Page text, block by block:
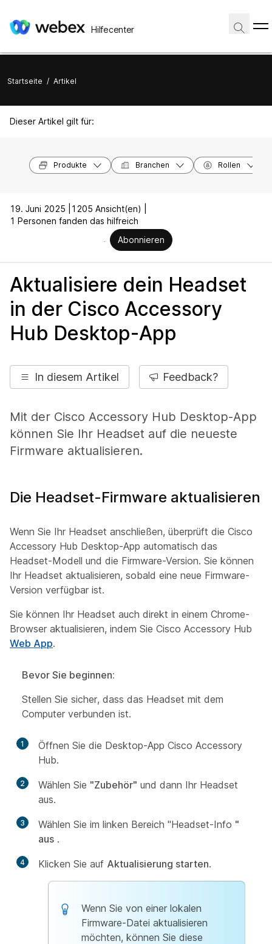
Hilfecenter
Startseite / Artikel
Dieser Artikel gilt für:
Produkte Branchen Rollen
19. Juni 2025 |
1205 Ansicht(en) |
1 Personen fanden das hilfreich
Abonnieren
Aktualisiere dein Headset
in der Cisco Accessory
Hub Desktop-App
In diesem Artikel Feedback?
Mit der Cisco Accessory Hub Desktop-App
können Sie Ihr Headset auf die neueste
Firmware aktualisieren.
Die Headset-Firmware aktualisieren
Wenn Sie Ihr Headset anschließen, überprüft die Cisco
Accessory Hub Desktop-App automatisch das
Headset-Modell und die Firmware-Version. Sie können
Ihr Headset aktualisieren, sobald eine neue Firmware-
Version verfügbar ist.
Sie können Ihr Headset auch direkt in einem Chrome-
Browser aktualisieren, indem Sie Cisco Accessory Hub
Web App.
Bevor Sie beginnen:
Stellen Sie sicher, dass das Headset mit dem
Computer verbunden ist.
1
Öffnen Sie die Desktop-App Cisco Accessory
Hub.
2 Wählen Sie "Zubehör" und dann Ihr Headset
aus.
3 Wählen Sie im linken Bereich "Headset-Info "
aus .
4 Klicken Sie auf Aktualisierung starten.
Wenn Sie von einer lokalen
Firmware-Datei aktualisieren
möchten, können Sie diese